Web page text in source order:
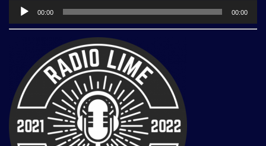
Audio
Player
00:00 00:00